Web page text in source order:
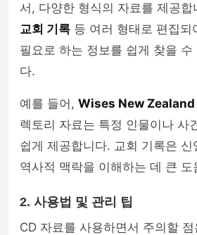
서, 다양한 형식의 자료를 제공합
교회 기록 등 여러 형태로 편집되
필요로 하는 정보를 쉽게 찾을 수
다.
예를 들어, Wises New
렉토리 자료는 특정 인물이나 사
쉽게 제공합니다. 교회 기록은 신
역사적 맥락을 이해하는 데 큰 도
2. 사용법 및 관리 팁
CD 자료를 사용하면서 주의할